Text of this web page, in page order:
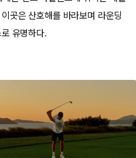
곳은 산호해를 바라보며 라운딩
유명하다.